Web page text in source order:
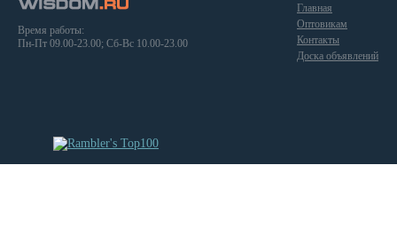
Время работы:
Пн-Пт 09.00-23.00; Сб-Вс 10.00-23.00
Главная
Оптовикам
Контакты
Доска объявлений